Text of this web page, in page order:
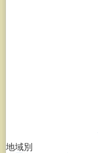
地域別